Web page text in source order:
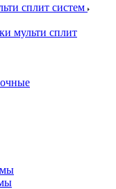
сплит систем
мульти сплит